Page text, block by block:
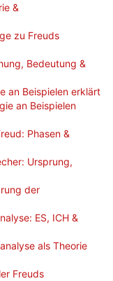
&
zu Freuds
Bedeutung &
an Beispielen erklärt
an Beispielen
Phasen &
Ursprung,
der
ES, ICH &
als Theorie
Freuds